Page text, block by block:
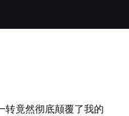
转竟然彻底颠覆了我的